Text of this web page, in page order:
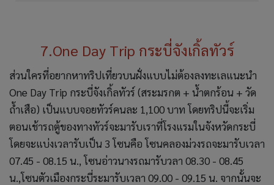
7.One Day Trip กระบี่จังเกิ้ลทัวร์
ส่วนใครที่อยากหาทริปเที่ยวบนฝั่งแบบไม่ต้องลงทะเลแนะนำ
One Day Trip กระบี่จังเกิ้ลทัวร์ (สระมรกต + น้ำตกร้อน + วัด
ถ้ำเสือ) เป็นแบบจอยทัวร์คนละ 1,100 บาท โดยทริปนี้จะเริ่ม
ตอนเช้ารถตู้ของทางทัวร์จะมารับเราที่โรงแรมในจังหวัดกระบี่
โดยจะแบ่งเวลารับเป็น 3 โซนคือ โซนคลองม่วงรถจะมารับเวลา
07.45 - 08.15 น., โซนอ่าวนางรถมารับวลา 08.30 - 08.45
น.,โซนตัวเมืองกระบี่ระมารับเวลา 09.00 - 09.15 น. จากนั้นจะ